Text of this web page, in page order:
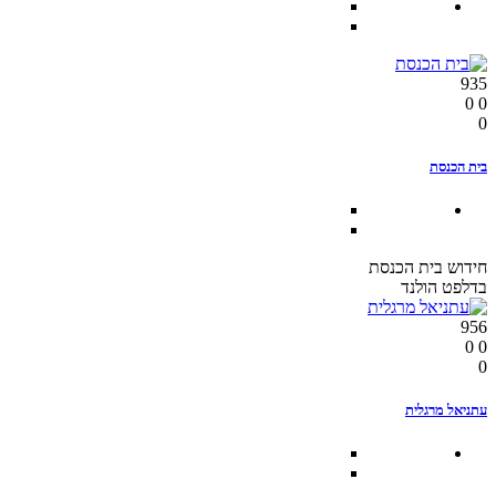
935
0
0
0
בית הכנסת
חידוש בית הכנסת
בדלפט הולנד
956
0
0
0
עתניאל מרגלית